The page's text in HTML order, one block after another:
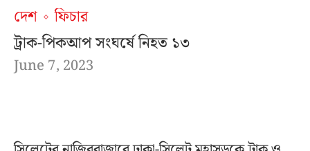
দেশ
ফিচার
ট্রাক-পিকআপ সংঘর্ষে নিহত ১৩
June 7, 2023